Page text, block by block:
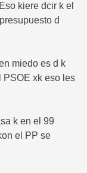
kiere dcir k el
d
miedo es d k
PSOE xk eso les
k en el 99
el PP se